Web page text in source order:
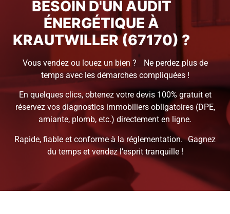
BESOIN D'UN AUDIT
ÉNERGÉTIQUE À
KRAUTWILLER (67170) ?
Vous vendez ou louez un bien ? Ne perdez plus de
temps avec les démarches compliquées !
En quelques clics, obtenez votre devis 100% gratuit et
réservez vos diagnostics immobiliers obligatoires (DPE,
amiante, plomb, etc.) directement en ligne.
Rapide, fiable et conforme à la réglementation. Gagnez
du temps et vendez l’esprit tranquille !